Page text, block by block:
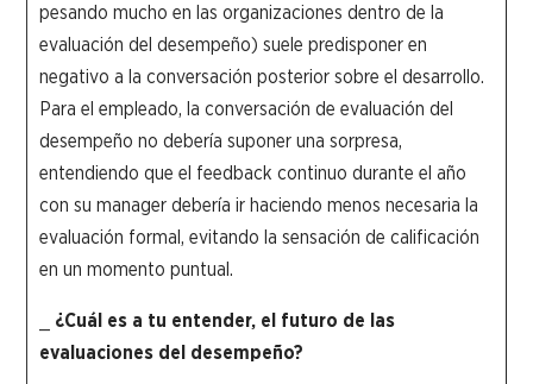
pesando mucho en las organizaciones dentro de la
evaluación del desempeño) suele predisponer en
negativo a la conversación posterior sobre el desarrollo.
Para el empleado, la conversación de evaluación del
desempeño no debería suponer una sorpresa,
entendiendo que el feedback continuo durante el año
con su manager debería ir haciendo menos necesaria la
evaluación formal, evitando la sensación de calificación
en un momento puntual.
¿Cuál es a tu entender, el futuro de las
evaluaciones del desempeño?